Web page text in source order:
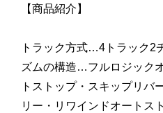
【商品紹介】
トラック方式…4トラック2
ズムの構造…フルロジック
トストップ・スキップリバ
リー・リワインドオートス